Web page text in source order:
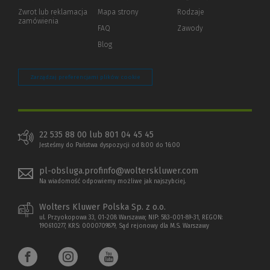
innej
Zwrot lub reklamacja
zamówienia
Mapa strony
FAQ
Blog
Rodzaje
Zawody
Zarządzaj preferencjami plików cookie
22 535 88 00 lub 801 04 45 45
Jesteśmy do Państwa dyspozycji od 8:00 do 16:00
pl-obsluga.profinfo@wolterskluwer.com
Na wiadomość odpowiemy możliwe jak najszybciej.
Wolters Kluwer Polska Sp. z o.o.
ul. Przyokopowa 33, 01-208 Warszawa; NIP: 583-001-89-31, REGON:
190610277, KRS: 0000709879, Sąd rejonowy dla M.S. Warszawy